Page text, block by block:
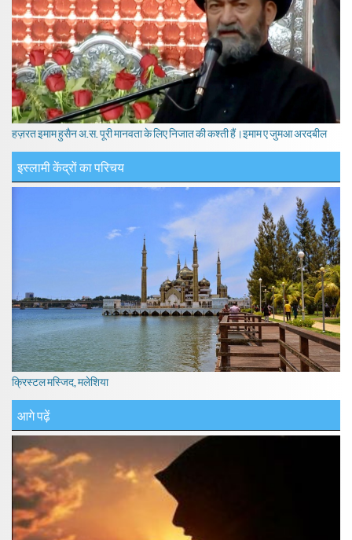
हज़रत इमाम हुसैन अ.स. पूरी मानवता के लिए निजात की कश्ती हैं।इमाम ए जुमआ अरदबील
इस्लामी केंद्रों का परिचय
क्रिस्टल मस्जिद, मलेशिया
आगे पढ़ें